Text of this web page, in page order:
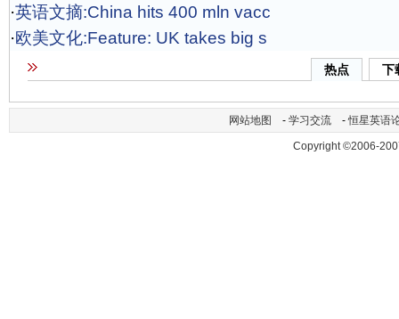
·英语文摘:China hits 400 mln vacc
·欧美文化:Feature: UK takes big s
热点 下
网站地图 - 学习交流 -恒星英语
Copyright ©2006-